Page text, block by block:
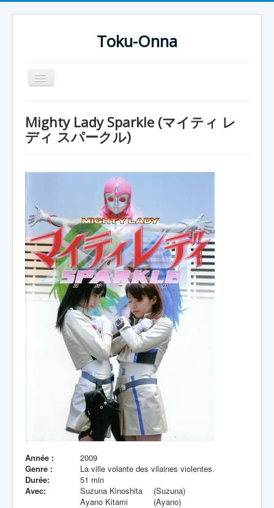
Toku-Onna
Basculer
la
Toku-Actrices
Séries
COSAA
Dessins
Artiste Asperger
Lexique
Mighty Lady Sparkle (マイティ レ
ディ スパークル)
Année :
2009
Genre :
La ville volante des vilaines violentes.
Durée:
51 min
Avec:
Suzuna Kinoshita
(Suzuna)
Ayano Kitami
(Ayano)